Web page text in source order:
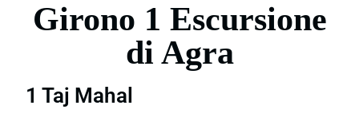
Girono 1 Escursione
di Agra
1 Taj Mahal